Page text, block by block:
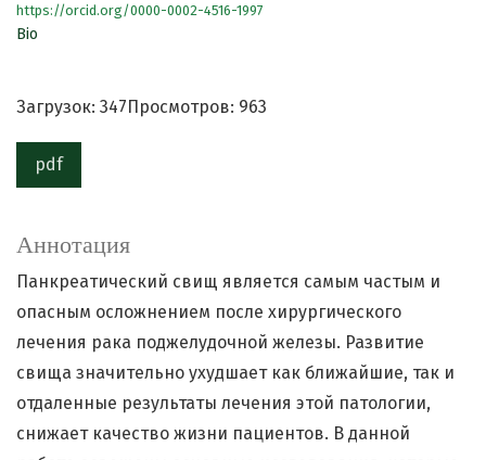
https://orcid.org/0000-0002-4516-1997
Bio
Загрузок: 347 Просмотров: 963
pdf
Аннотация
Панкреатический свищ является самым частым и
опасным осложнением после хирургического
лечения рака поджелудочной железы. Развитие
свища значительно ухудшает как ближайшие, так и
отдаленные результаты лечения этой патологии,
снижает качество жизни пациентов. В данной